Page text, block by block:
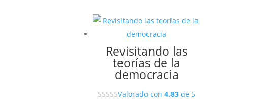
Revisitando las
teorías de la
democracia
Valorado con4.83 de 5